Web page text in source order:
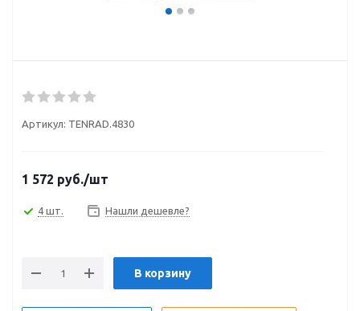
Артикул: TENRAD.4830
1 572 руб./шт
4 шт. Нашли дешевле?
В корзину